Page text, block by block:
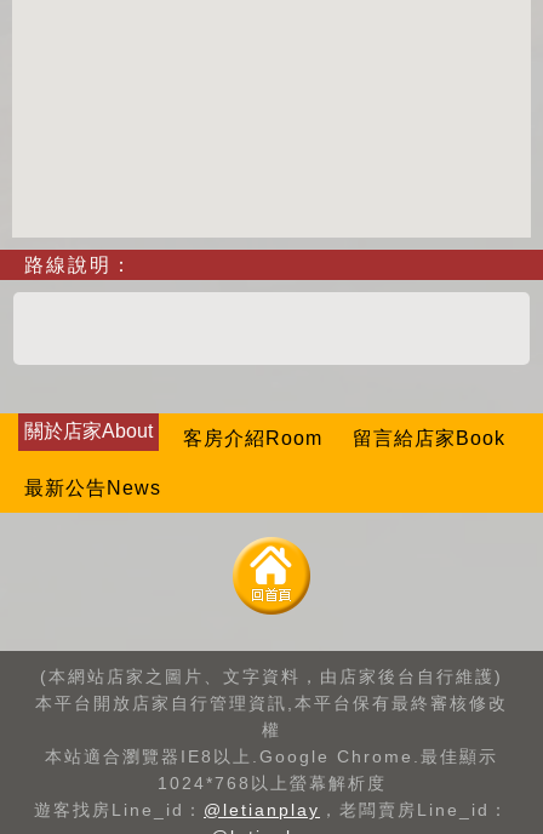
路線說明：
關於店家About 客房介紹Room 留言給店家Book
最新公告News
(本網站店家之圖片、文字資料，由店家後台自行維護)
本平台開放店家自行管理資訊,本平台保有最終審核修改
權
本站適合瀏覽器IE8以上.Google Chrome.最佳顯示
1024*768以上螢幕解析度
遊客找房Line_id： @letianplay ，老闆賣房Line_id：